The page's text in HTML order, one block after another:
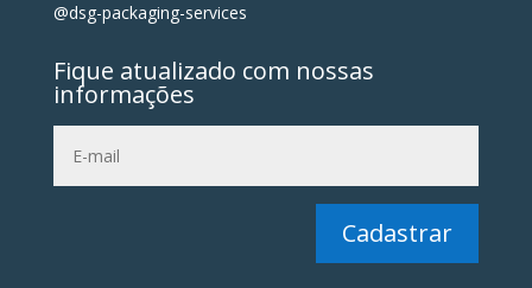
@dsg-packaging-services
Fique atualizado com nossas
informações
Cadastrar